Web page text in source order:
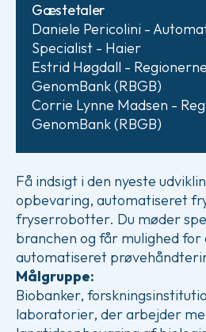
Gæstetaler
Daniele Pericolini -
Specialist - Haier
Estrid Høgdall -
GenomBank (RBGB)
Corrie Lynne Madsen -
GenomBank (RBGB)
Få indsigt i den nyeste
opbevaring, automatiseret
fryserrobotter. Du møder
branchen og får mulighed for
automatiseret
Målgruppe:
Biobanker,
laboratorier, der arbejder